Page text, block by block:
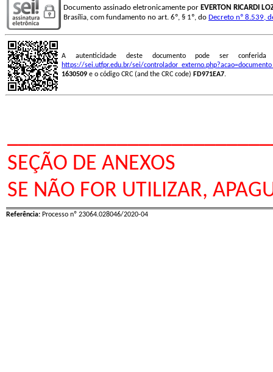
Documento assinado eletronicamente por EVERTON RICARDI
Brasília, com fundamento no art. 6º, § 1º, do Decreto nº 8.539,
A autenticidade deste documento pode ser
https://sei.utfpr.edu.br/sei/
1630509 e o código CRC (and the CRC code) FD971EA7.
SEÇÃO DE ANEXOS
SE NÃO FOR UTILIZAR,
Referência: Processo nº 23064.028046/2020-04